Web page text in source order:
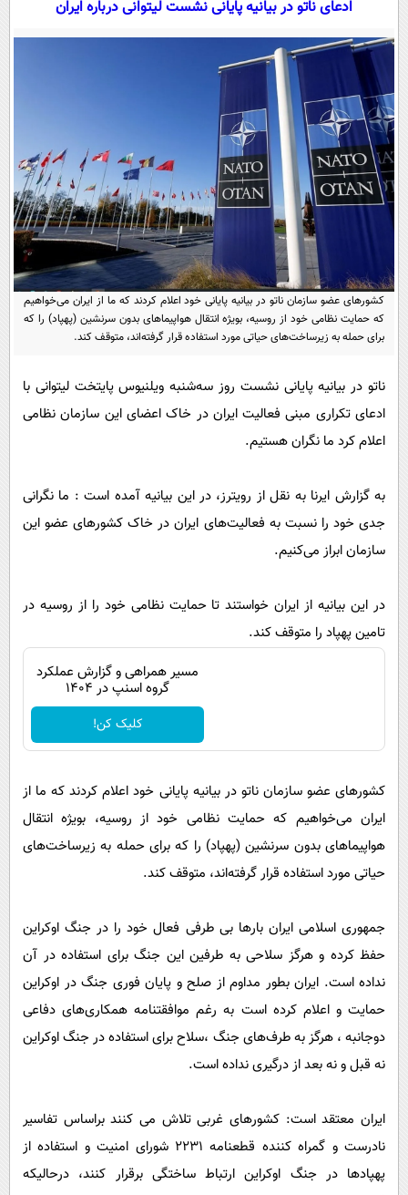
سیاسی
اقتصاد
اقتصادی
جامعه
یک برش دانایی
محیط زیست
سفر و تفریح
بین الملل
سیاست خارجی
فرهنگ و هنر
علم و دانش
فناوری و It
علمی
اخبار کریپتو
قرآن
گوناگون
سرگرمی
باشگاه مغز
فیلم
اقتصاد
سیاست
سرگرمی
حوادث
بین الملل
سیاست خارجی
عصر ایران 2
خواندنی ها و دیدنی ها
داستان کوتاه
پیامک
دانلود
آموزش زبان
ادعای ناتو در بیانیه پایانی نشست لیتوانی درباره ایران
کشورهای عضو سازمان ناتو در بیانیه پایانی خود اعلام کردند که ما از ایران می‌خواهیم
که حمایت نظامی خود از روسیه، بویژه انتقال هواپیماهای بدون سرنشین (پهپاد) را که
برای حمله به زیرساخت‌های حیاتی مورد استفاده قرار گرفته‌اند، متوقف کند.
ناتو در بیانیه پایانی نشست روز سه‌شنبه ویلنیوس پایتخت لیتوانی با
ادعای تکراری مبنی فعالیت ایران در خاک اعضای این سازمان نظامی
اعلام کرد ما نگران هستیم.
به گزارش ایرنا به نقل از رویترز، در این بیانیه آمده است : ما نگرانی
جدی خود را نسبت به فعالیت‌های ایران در خاک کشورهای عضو این
سازمان ابراز می‌کنیم.
در این بیانیه از ایران خواستند تا حمایت نظامی خود را از روسیه در
تامین پهپاد را متوقف کند.
مسیر همراهی و گزارش عملکرد
گروه اسنپ در ۱۴۰۴
کلیک کن!
کشورهای عضو سازمان ناتو در بیانیه پایانی خود اعلام کردند که ما از
ایران می‌خواهیم که حمایت نظامی خود از روسیه، بویژه انتقال
هواپیماهای بدون سرنشین (پهپاد) را که برای حمله به زیرساخت‌های
حیاتی مورد استفاده قرار گرفته‌اند، متوقف کند.
جمهوری اسلامی ایران بارها بی طرفی فعال خود را در جنگ اوکراین
حفظ کرده و هرگز سلاحی به طرفین این جنگ برای استفاده در آن
نداده است. ایران بطور مداوم از صلح و پایان فوری جنگ در اوکراین
حمایت و اعلام کرده است به رغم موافقتنامه همکاری‌های دفاعی
دوجانبه ، هرگز به طرف‌های جنگ ،سلاح برای استفاده در جنگ اوکراین
نه قبل و نه بعد از درگیری نداده است.
ایران معتقد است: کشورهای غربی تلاش می کنند براساس تفاسیر
نادرست و گمراه کننده قطعنامه ۲۲۳۱ شورای امنیت و استفاده از
پهپادها در جنگ اوکراین ارتباط ساختگی برقرار کنند، درحالیکه